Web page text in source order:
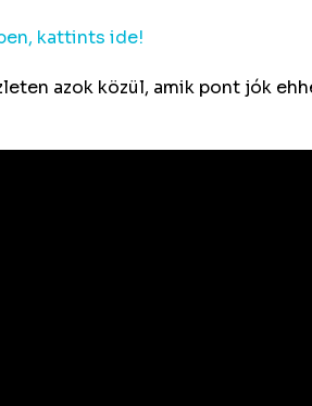
kattints ide!
azok közül, amik pont jók